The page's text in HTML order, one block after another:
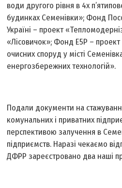
води другого рівня в 4­х
будинках Семенівки»; Фонд
Україні – проект
«Лісовичок»; Фонд Е5Р – проект
очисних споруд у місті
енергозбережних технологій».
Подали документи на
комунальних і приватних
перспективою залучення в
підприємств. Наразі чекаємо
ДФРР зареєстровано два наші